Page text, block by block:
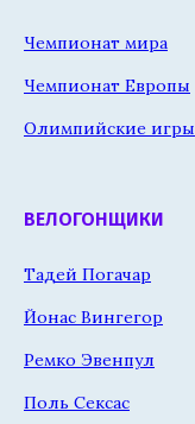
Чемпионат мира
Чемпионат Европы
Олимпийские игры
ВЕЛОГОНЩИКИ
Тадей Погачар
Йонас Вингегор
Ремко Эвенпул
Поль Сексас